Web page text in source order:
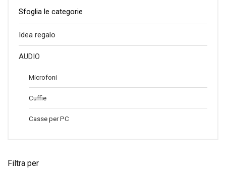
Sfoglia le categorie
Idea regalo
AUDIO
Microfoni
Cuffie
Casse per PC
Filtra per